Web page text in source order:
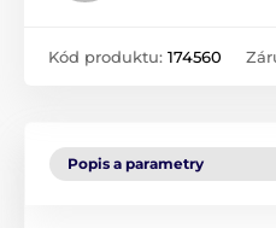
Kód produktu: 174560
Popis a parametry